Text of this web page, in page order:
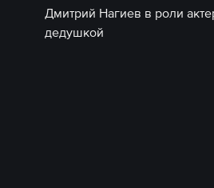
Дмитрий Нагиев в роли
дедушкой